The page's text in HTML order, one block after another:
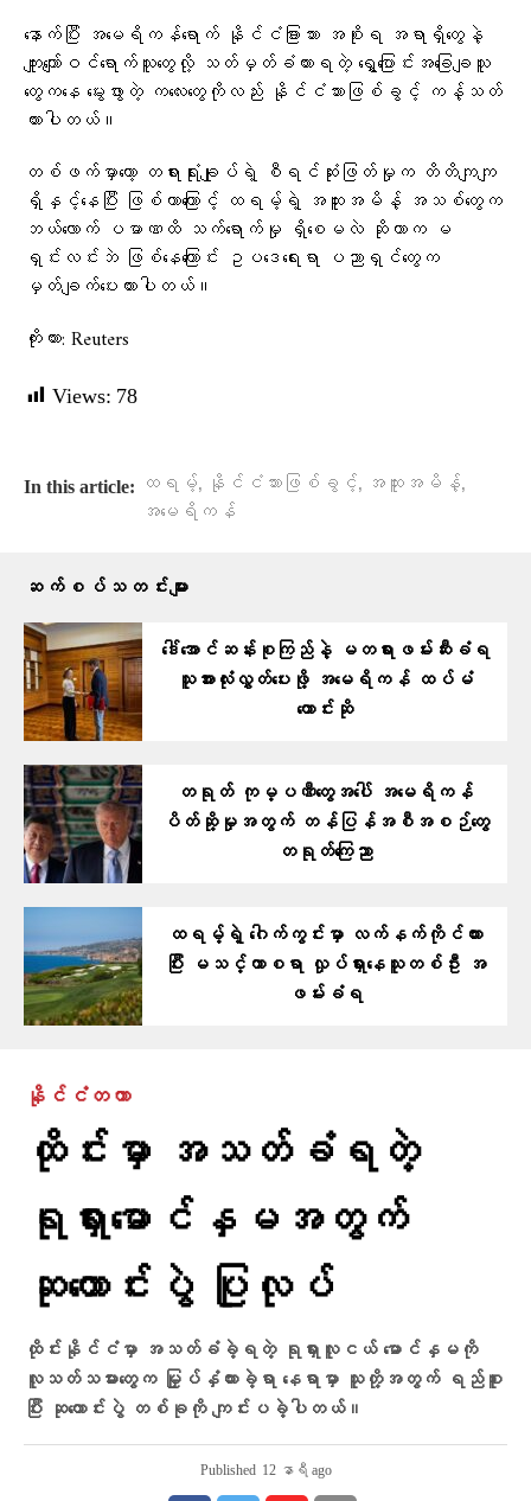
နောက်ပြီး အမေရိကန်ရောက် နိုင်ငံခြားသား အစိုးရ အရာရှိတွေနဲ့
ကျူးကျော်ဝင်ရောက်သူတွေလို့ သတ်မှတ်ခံထားရတဲ့ ရွှေ့ပြောင်းအခြေချသူ
တွေကနေ မွေးဖွားတဲ့ ကလေးတွေကိုလည်း နိုင်ငံသားဖြစ်ခွင့် ကန့်သတ်
ထားပါတယ်။
တစ်ဖက်မှာတော့ တရားရုံးချုပ်ရဲ့ စီရင်ဆုံးဖြတ်မှုက တိတိကျကျ
ရှိနှင့်နေပြီး ဖြစ်တာကြောင့် ထရမ့်ရဲ့ အထူးအမိန့် အသစ်တွေက
ဘယ်လောက် ပမာဏထိ သက်ရောက်မှု ရှိစေမလဲ ဆိုတာက မ
ရှင်းလင်းဘဲ ဖြစ်နေကြောင်း ဥပဒေရေးရာ ပညာရှင်တွေက
မှတ်ချက်ပေးထားပါတယ်။
ကိုးကား: Reuters
Views: 78
In this article: ထရမ့်, နိုင်ငံသားဖြစ်ခွင့်, အထူးအမိန့်,
အမေရိကန်
ဆက်စပ်သတင်းများ
ဒေါ်အောင်ဆန်းစုကြည်နဲ့ မတရားဖမ်းဆီးခံရ
သူအားလုံးလွှတ်ပေးဖို့ အမေရိကန် ထပ်မံ
တောင်းဆို
တရုတ် ကုမ္ပဏီတွေအပေါ် အမေရိကန်
ပိတ်ဆို့မှုအတွက် တန်ပြန်အစီအစဉ်တွေ
တရုတ်ကြေညာ
ထရမ့်ရဲ့ ဂေါက်ကွင်းမှာ လက်နက်ကိုင်ထား
ပြီး မသင်္ကာစရာ လှုပ်ရှားနေသူတစ်ဦး အ
ဖမ်းခံရ
နိုင်ငံတကာ
ထိုင်းမှာ အသတ်ခံရတဲ့
ရုရှားမောင်နှမအတွက်
ဆုတောင်းပွဲ ပြုလုပ်
ထိုင်းနိုင်ငံမှာ အသတ်ခံခဲ့ရတဲ့ ရုရှားလူငယ် မောင်နှမကို
လူသတ်သမားတွေက မြှုပ်နှံထားခဲ့ရာ နေရာမှာ သူတို့အတွက် ရည်စူး
ပြီး ဆုတောင်းပွဲ တစ်ခုကို ကျင်းပခဲ့ပါတယ်။
Published 12 နာရီ ago